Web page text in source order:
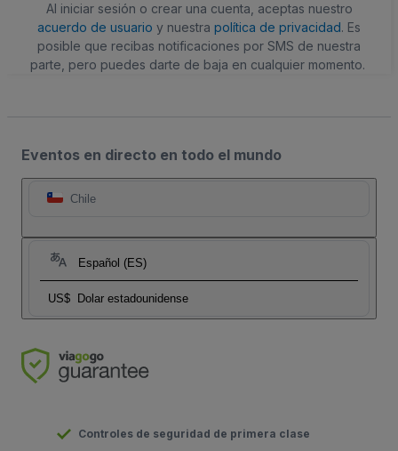
Al iniciar sesión o crear una cuenta, aceptas nuestro
acuerdo de usuario y nuestra política de privacidad. Es
posible que recibas notificaciones por SMS de nuestra
parte, pero puedes darte de baja en cualquier momento.
Eventos en directo en todo el mundo
Chile
Español (ES)
US$ Dolar estadounidense
Controles de seguridad de primera clase